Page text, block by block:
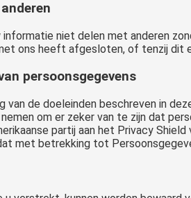
informatie niet delen met anderen
ons heeft afgesloten, of tenzij dit
persoonsgegevens
van de doeleinden beschreven in
om er zeker van te zijn dat
partij aan het Privacy
met betrekking tot